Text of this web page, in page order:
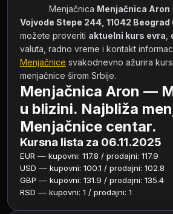
            Menjačnica
Menjačnica Aron
Vojvode Stepe 244, 11042 Beograd
možete proveriti aktuelni kurs evra
valuta, radno vreme i kontakt
Menjačnice svakodnevno ažurira
menjačnice širom Srbije.
Menjačnica Aron —
u blizini. Najbliža
Menjačnice centar.
Kursna lista za 06.11.2025
EUR — kupovni: 117.8 / prodajni: 117.9
USD — kupovni: 100.1 / prodajni: 102.8
GBP — kupovni: 131.9 / prodajni: 135.4
RSD — kupovni: 1 / prodajni: 1